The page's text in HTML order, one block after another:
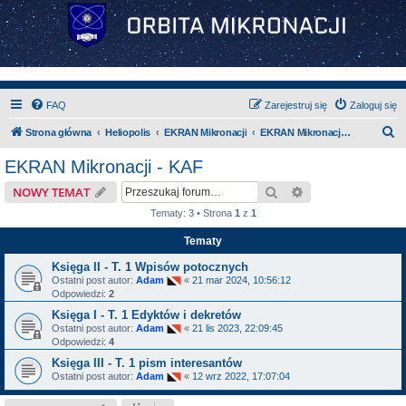
FAQ Zaloguj się
Zarejestruj się
Strona główna Heliopolis EKRAN Mikronacji EKRAN Mikronacji - KAF
EKRAN Mikronacji - KAF
NOWY TEMAT Szukaj
Tematy: 3 • Strona 1 z 1
Tematy
Księga II - T. 1 Wpisów potocznych
Ostatni post autor: Adam « 21 mar 2024, 10:56:12
Odpowiedzi: 2
Księga I - T. 1 Edyktów i dekretów
Ostatni post autor: Adam « 21 lis 2023, 22:09:45
Odpowiedzi: 4
Księga III - T. 1 pism interesantów
Ostatni post autor: Adam « 12 wrz 2022, 17:07:04